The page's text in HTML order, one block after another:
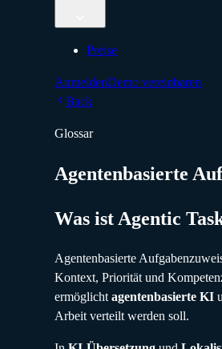
Preise
AnmeldenDemo vereinbaren
Back
Glossar
Agentenbasierte
Was ist Agentic
Agentenbasierte
Kontext, Priorität und
ermöglicht agentenbasierte KI
Arbeit verteilt werden soll.